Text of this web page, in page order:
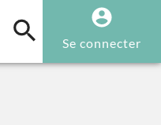
(CURRENT)
Se connecter